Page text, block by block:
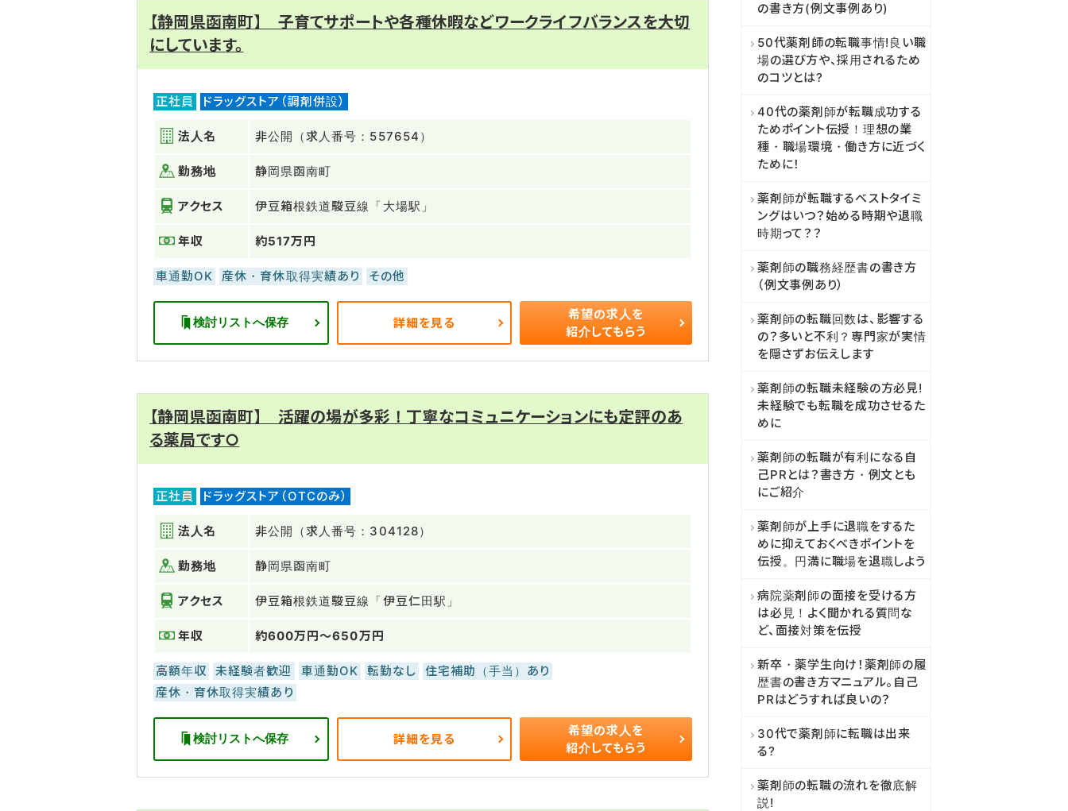
【静岡県函南町】 子育てサポートや各種休暇などワークライフバランスを大切
にしています。
正社員 ドラッグストア（調剤併設）
法人名 非公開（求人番号：557654）
勤務地 静岡県函南町
アクセス 伊豆箱根鉄道駿豆線「大場駅」
年収 約517万円
車通勤OK 産休・育休取得実績あり その他
検討リストへ保存 詳細を見る
希望の求人を
紹介してもらう
【静岡県函南町】 活躍の場が多彩！丁寧なコミュニケーションにも定評のあ
る薬局です○
正社員 ドラッグストア（OTCのみ）
法人名 非公開（求人番号：304128）
勤務地 静岡県函南町
アクセス 伊豆箱根鉄道駿豆線「伊豆仁田駅」
年収 約600万円～650万円
高額年収 未経験者歓迎 車通勤OK 転勤なし
住宅補助（手当）あり
産休・育休取得実績あり
検討リストへ保存 詳細を見る
希望の求人を
紹介してもらう
の書き方(例文事例あり)
50代薬剤師の転職事情!良い職
場の選び方や、採用されるため
のコツとは?
40代の薬剤師が転職成功する
ためポイント伝授！理想の業
種・職場環境・働き方に近づく
ために！
薬剤師が転職するベストタイミ
ングはいつ？始める時期や退職
時期って？？
薬剤師の職務経歴書の書き方
（例文事例あり）
薬剤師の転職回数は、影響する
の？多いと不利？専門家が実情
を隠さずお伝えします
薬剤師の転職未経験の方必見!
未経験でも転職を成功させるた
めに
薬剤師の転職が有利になる自
己PRとは？書き方・例文とも
にご紹介
薬剤師が上手に退職をするた
めに抑えておくべきポイントを
伝授。円満に職場を退職しよう
病院薬剤師の面接を受ける方
は必見！よく聞かれる質問な
ど、面接対策を伝授
新卒・薬学生向け！薬剤師の履
歴書の書き方マニュアル。自己
PRはどうすれば良いの？
30代で薬剤師に転職は出来
る?
薬剤師の転職の流れを徹底解
説!